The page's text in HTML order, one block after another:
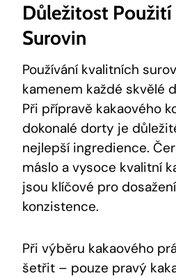
Důležitost
Surovin
Používání kvalitních
kamenem každé skvělé‌
Při přípravě kakaového
dokonalé‍ dorty je
nejlepší ingredience.
‌máslo a vysoce kvalitní
jsou klíčové pro
konzistence.
Při výběru kakaového
⁢šetřit – pouze⁣ pravý